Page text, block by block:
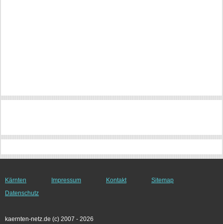
Kärnten Impressum Kontakt
Sitemap
Datenschutz
kaernten-netz.de (c) 2007 - 2026